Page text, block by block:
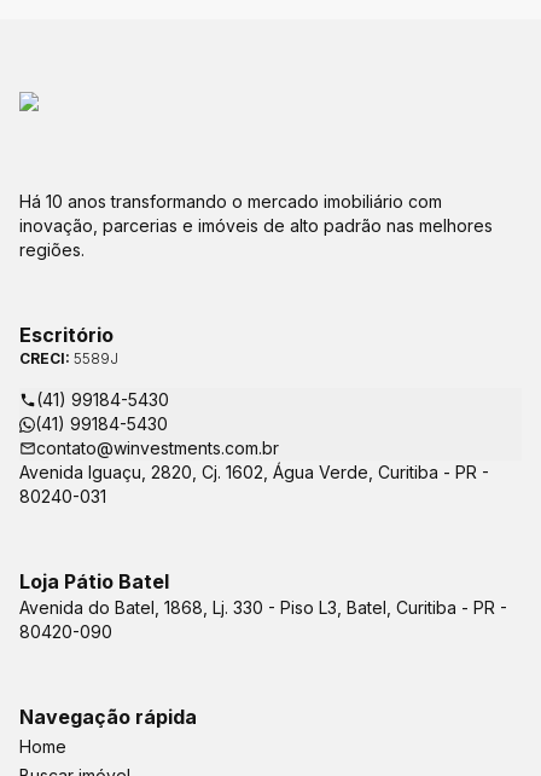
Há 10 anos transformando o mercado imobiliário com
inovação, parcerias e imóveis de alto padrão nas melhores
regiões.
Escritório
CRECI: 5589J
(41) 99184-5430
(41) 99184-5430
contato@winvestments.com.br
Avenida Iguaçu, 2820, Cj. 1602, Água Verde, Curitiba - PR -
80240-031
Loja Pátio Batel
Avenida do Batel, 1868, Lj. 330 - Piso L3, Batel, Curitiba - PR -
80420-090
Navegação rápida
Home